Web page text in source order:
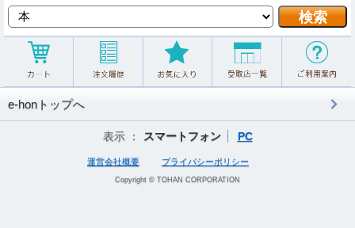
e-honトップへ
表示 ： スマートフォン PC
運営会社概要 プライバシーポリシー
Copyright © TOHAN CORPORATION